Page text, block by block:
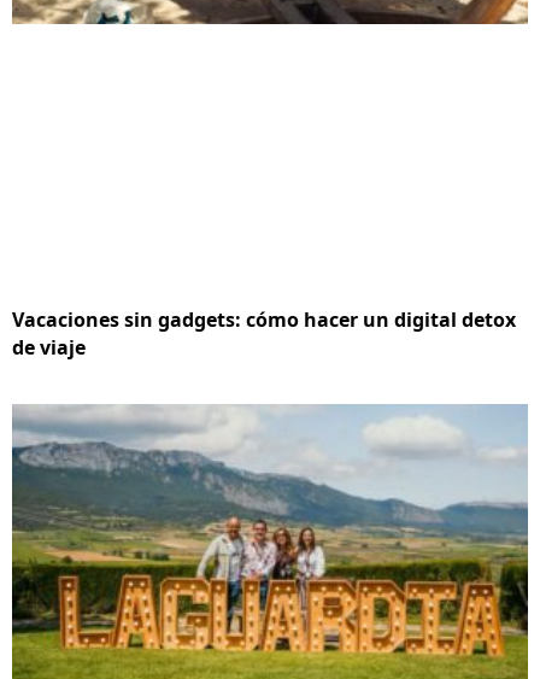
Vacaciones sin gadgets: cómo hacer un digital detox
de viaje